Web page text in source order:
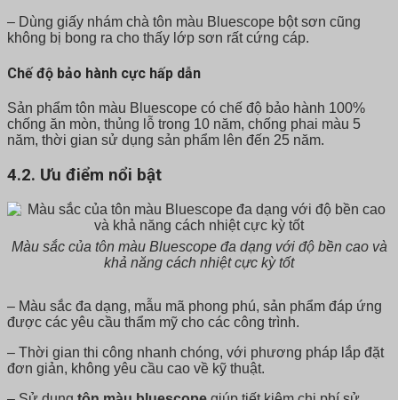
– Dùng giấy nhám chà tôn màu Bluescope bột sơn cũng
không bị bong ra cho thấy lớp sơn rất cứng cáp.
Chế độ bảo hành cực hấp dẫn
Sản phẩm tôn màu Bluescope có chế độ bảo hành 100%
chống ăn mòn, thủng lỗ trong 10 năm, chống phai màu 5
năm, thời gian sử dụng sản phẩm lên đến 25 năm.
4.2. Ưu điểm nổi bật
Màu sắc của tôn màu Bluescope đa dạng với độ bền cao và
khả năng cách nhiệt cực kỳ tốt
– Màu sắc đa dạng, mẫu mã phong phú, sản phẩm đáp ứng
được các yêu cầu thẩm mỹ cho các công trình.
– Thời gian thi công nhanh chóng, với phương pháp lắp đặt
đơn giản, không yêu cầu cao về kỹ thuật.